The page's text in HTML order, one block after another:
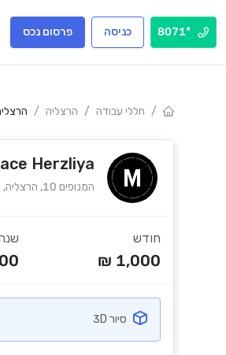
*8071 כניסה פרסום נכס
/ חללי עבודה / הרצליה /
Herzliya
המנופים 10, הרצליה, קומה 3
חודש
1,000
₪
סיור 3D